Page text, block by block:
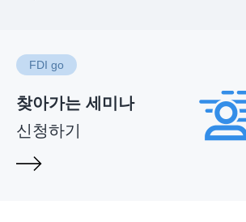
FDI go
찾아가는 세미나
신청하기